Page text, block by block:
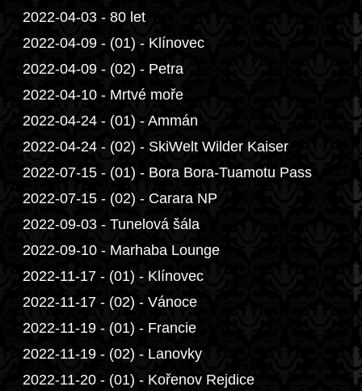
2022-04-03 - 80 let
2022-04-09 - (01) - Klínovec
2022-04-09 - (02) - Petra
2022-04-10 - Mrtvé moře
2022-04-24 - (01) - Ammán
2022-04-24 - (02) - SkiWelt Wilder Kaiser
2022-07-15 - (01) - Bora Bora-Tuamotu Pass
2022-07-15 - (02) - Carara NP
2022-09-03 - Tunelová šála
2022-09-10 - Marhaba Lounge
2022-11-17 - (01) - Klínovec
2022-11-17 - (02) - Vánoce
2022-11-19 - (01) - Francie
2022-11-19 - (02) - Lanovky
2022-11-20 - (01) - Kořenov Rejdice